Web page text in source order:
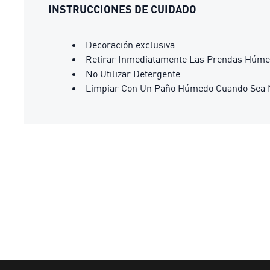
INSTRUCCIONES DE CUIDADO
Decoración exclusiva
Retirar Inmediatamente Las Prendas
No Utilizar Detergente
Limpiar Con Un Paño Húmedo Cuando Sea